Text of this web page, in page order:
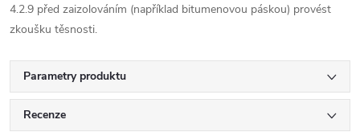
4.2.9 před zaizolováním (například bitumenovou páskou) provést
zkoušku těsnosti.
Parametry produktu
Recenze